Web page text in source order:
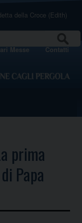
della Croce (Edith)
Messe Contatti
prima
Papa